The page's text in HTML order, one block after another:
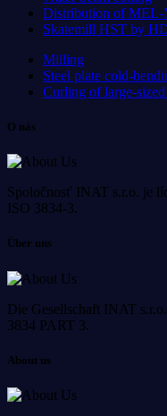
Distribution of
Skatemill HST by
Milling
Steel plate cold-
Curling of large-
O nás
Spoločnosť INAT s.r.o. je
ISO 3834-3.
Über uns
Die Gesellschaft INAT
3834 PART 3.
About us